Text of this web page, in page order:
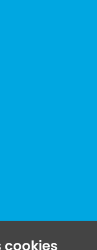
cookies